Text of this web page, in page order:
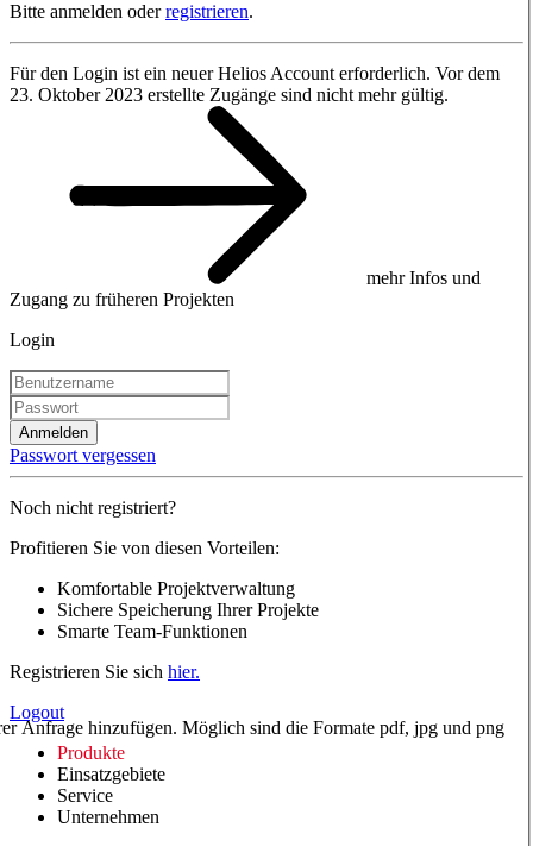
Bitte anmelden oderregistrieren.
Für den Login ist ein neuer Helios Account erforderlich. Vor dem
23. Oktober 2023 erstellte Zugänge sind nicht mehr gültig.
mehr Infos und
Zugang zu früheren Projekten
Login
Anmelden
Passwort vergessen
Noch nicht registriert?
Profitieren Sie von diesen Vorteilen:
Komfortable Projektverwaltung
Sichere Speicherung Ihrer Projekte
Smarte Team-Funktionen
Registrieren Sie sich hier.
Logout
Produkte
Einsatzgebiete
Service
Unternehmen
Anfrage hinzufügen. Möglich sind die Formate pdf, jpg und png